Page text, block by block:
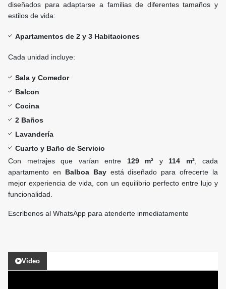
diseñados para adaptarse a familias de diferentes tamaños y
estilos de vida:
Apartamentos de 2 y 3 Habitaciones
Cada unidad incluye:
Sala y Comedor
Balcon
Cocina
2 Baños
Lavandería
Cuarto y Baño de Servicio
Con metrajes que varían entre 129 m² y 114 m², cada
apartamento en Balboa Bayestá diseñado para ofrecerte la
mejor experiencia de vida, con un equilibrio perfecto entre lujo y
funcionalidad.
Escribenos al WhatsApp para atenderte inmediatamente
Video